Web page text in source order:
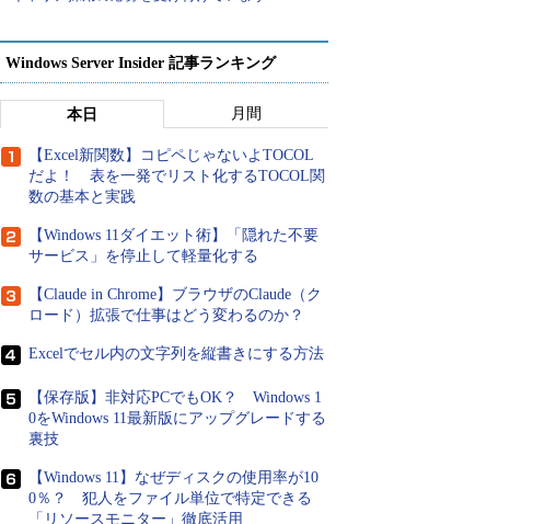
Windows Server Insider 記事ランキング
本日 月間
【Excel新関数】コピペじゃないよTOCOL
だよ！ 表を一発でリスト化するTOCOL関
数の基本と実践
【Windows 11ダイエット術】「隠れた不要
サービス」を停止して軽量化する
【Claude in Chrome】ブラウザのClaude（ク
ロード）拡張で仕事はどう変わるのか？
Excelでセル内の文字列を縦書きにする方法
【保存版】非対応PCでもOK？ Windows 1
0をWindows 11最新版にアップグレードする
裏技
【Windows 11】なぜディスクの使用率が10
0％？ 犯人をファイル単位で特定できる
「リソースモニター」徹底活用